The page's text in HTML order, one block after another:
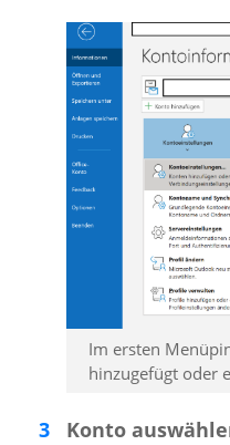
Im ersten
hinzugefügt oder
Konto